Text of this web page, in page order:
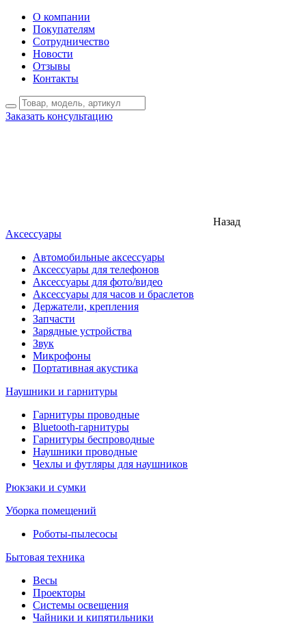
О компании
Покупателям
Сотрудничество
Новости
Отзывы
Контакты
Заказать консультацию
Назад
Аксессуары
Автомобильные аксессуары
Аксессуары для телефонов
Аксессуары для фото/видео
Аксессуары для часов и браслетов
Держатели, крепления
Запчасти
Зарядные устройства
Звук
Микрофоны
Портативная акустика
Наушники и гарнитуры
Гарнитуры проводные
Bluetooth-гарнитуры
Гарнитуры беспроводные
Наушники проводные
Чехлы и футляры для наушников
Рюкзаки и сумки
Уборка помещений
Роботы-пылесосы
Бытовая техника
Весы
Проекторы
Системы освещения
Чайники и кипятильники